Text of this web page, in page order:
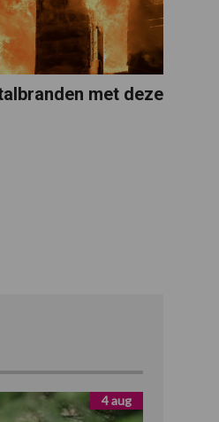
met deze
4 aug